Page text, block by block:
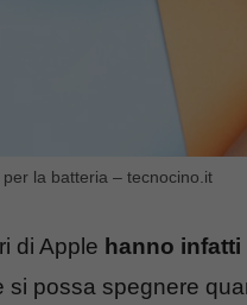
la batteria – tecnocino.it
di Apple hanno infatti
si possa spegnere